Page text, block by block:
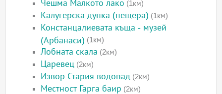
Чешма Малкото лако (1км)
Калугерска дупка (пещера) (1км)
Констанцалиевата къща - музей
(Арбанаси) (1км)
Лобната скала (2км)
Царевец (2км)
Извор Стария водопад (2км)
Местност Гарга баир (2км)